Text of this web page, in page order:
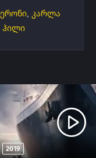
, კარლა
ჰილი
2019